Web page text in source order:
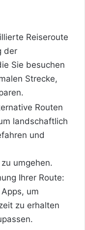
Reiseroute
der
Sie besuchen
Strecke,
Routen
landschaftlich
und
umgehen.
Ihrer Route:
um
zu erhalten